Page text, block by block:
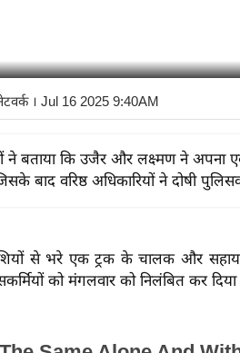
। Jul 16 2025 9:40AM
ने बताया कि उजैर और लक्ष्मण ने अपना
बाद वरिष्ठ अधिकारियों ने दोषी
से भरे एक ट्रक के चालक और
को मंगलवार को निलंबित कर दिया